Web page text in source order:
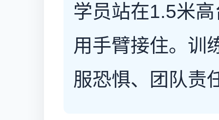
学员站在1.5米
用手臂接住。训
服恐惧、团队责